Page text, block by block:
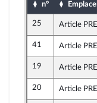
n°
25 Article
41 Article
19 Article
20 Article